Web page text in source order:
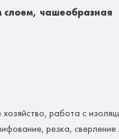
слоем, чашеобразная
хозяйство, работа с
резка,